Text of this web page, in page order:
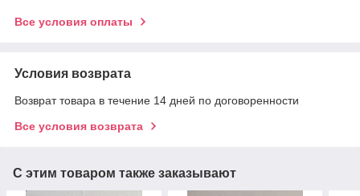
Все условия оплаты
Условия возврата
Возврат товара в течение 14 дней по договоренности
Все условия возврата
С этим товаром также заказывают